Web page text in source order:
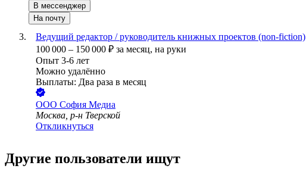
В мессенджер
На почту
Ведущий редактор / руководитель книжных проектов (non-fiction)
100 000 – 150 000 ₽ за месяц, на руки
Опыт 3-6 лет
Можно удалённо
Выплаты: Два раза в месяц
ООО София Медиа
Москва, р-н Тверской
Откликнуться
Другие пользователи ищут